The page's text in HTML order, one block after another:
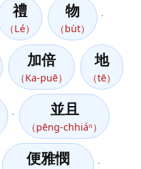
禮
（Lé）
物
（bu̍t）
加倍
（Ka-puē）
地
（tē）
並且
（pēng-chhiáⁿ）
便雅憫